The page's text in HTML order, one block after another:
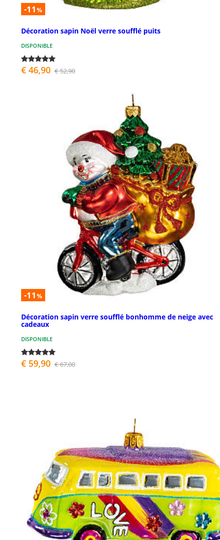
-11 %
Décoration sapin Noël verre soufflé puits
DISPONIBLE
€ 46,90 € 52,90
-11 %
Décoration sapin verre soufflé bonhomme de neige avec
cadeaux
DISPONIBLE
€ 59,90 € 67,00